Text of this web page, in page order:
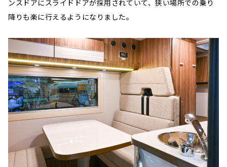
ンスドアにスライドドアが採用されていて、狭い場所での乗り
降りも楽に行えるようになりました。